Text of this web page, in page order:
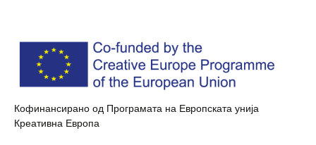
Кофинансирано од Програмата на Европската унија
Креативна Европа